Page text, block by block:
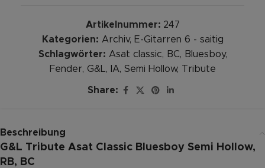
Artikelnummer: 247
Kategorien: Archiv, E-Gitarren 6 - saitig
Schlagwörter: Asat classic, BC, Bluesboy,
Fender, G&L, IA, Semi Hollow, Tribute
Share:
Beschreibung
G&L Tribute Asat Classic Bluesboy Semi Hollow,
RB, BC